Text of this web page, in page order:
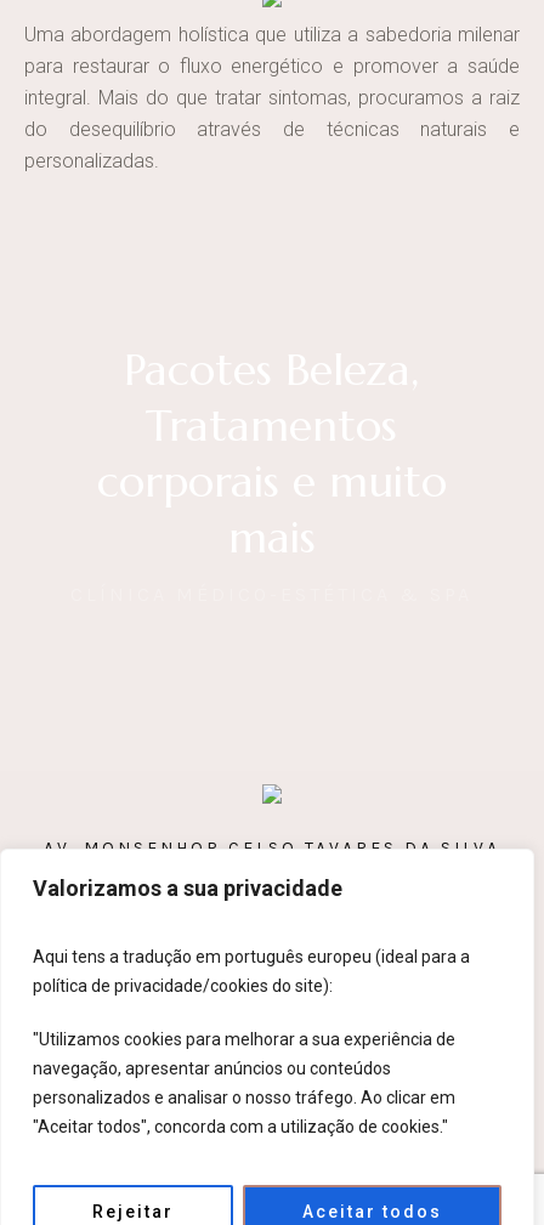
Valorizamos a sua privacidade
Aqui tens a tradução em português europeu (ideal para a
política de privacidade/cookies do site):
"Utilizamos cookies para melhorar a sua experiência de
navegação, apresentar anúncios ou conteúdos
personalizados e analisar o nosso tráfego. Ao clicar em
"Aceitar todos", concorda com a utilização de cookies."
Rejeitar Aceitar todos
Uma abordagem holística que utiliza a sabedoria milenar
para restaurar o fluxo energético e promover a saúde
integral. Mais do que tratar sintomas, procuramos a raiz
do desequilíbrio através de técnicas naturais e
personalizadas.
AV. MONSENHOR CELSO TAVARES DA SILVA
BLOCO 5 A R/C, 3500-090 VISEU
CLINICA@MARTHA.PT
Política de privacidade/ Powered by Artiderca © 2026 /
All Rights Reserved